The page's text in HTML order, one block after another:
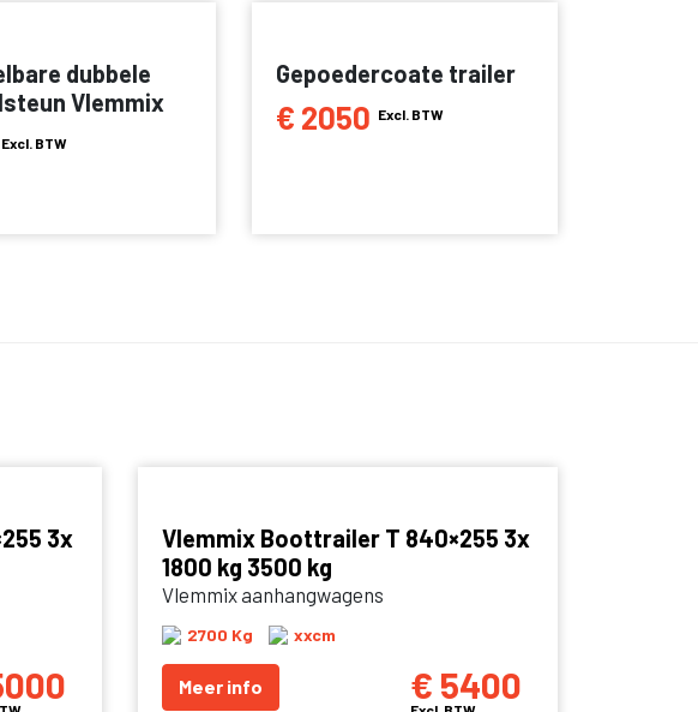
dubbele
Vlemmix
Excl. BTW
Gepoedercoate trailer
€ 2050 Excl. BTW
3x
Vlemmix Boottrailer T 840×255 3x
1800 kg 3500 kg
Vlemmix aanhangwagens
2700 Kg xxcm
€ 5400
Meer info